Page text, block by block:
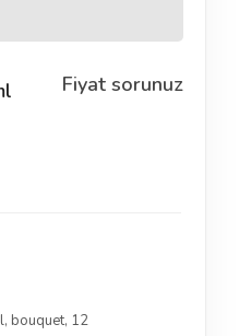
Fiyat sorunuz
, bouquet, 12